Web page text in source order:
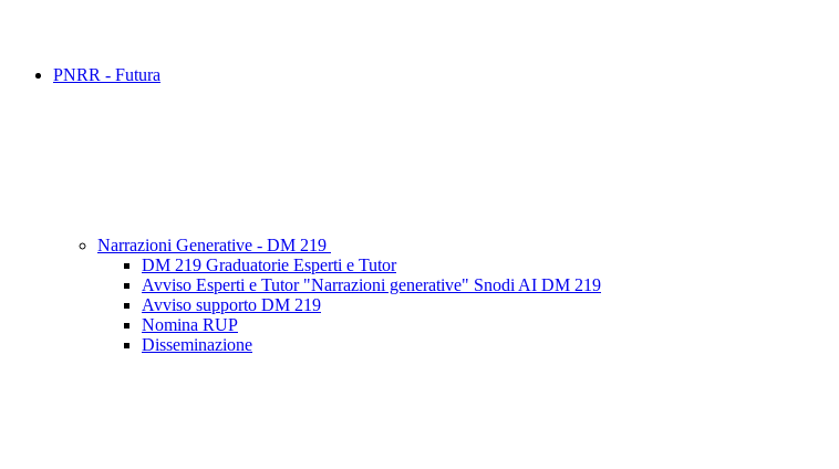
PNRR - Futura
Narrazioni Generative - DM 219
DM 219 Graduatorie Esperti e Tutor
Avviso Esperti e Tutor "Narrazioni generative" Snodi AI DM 219
Avviso supporto DM 219
Nomina RUP
Disseminazione